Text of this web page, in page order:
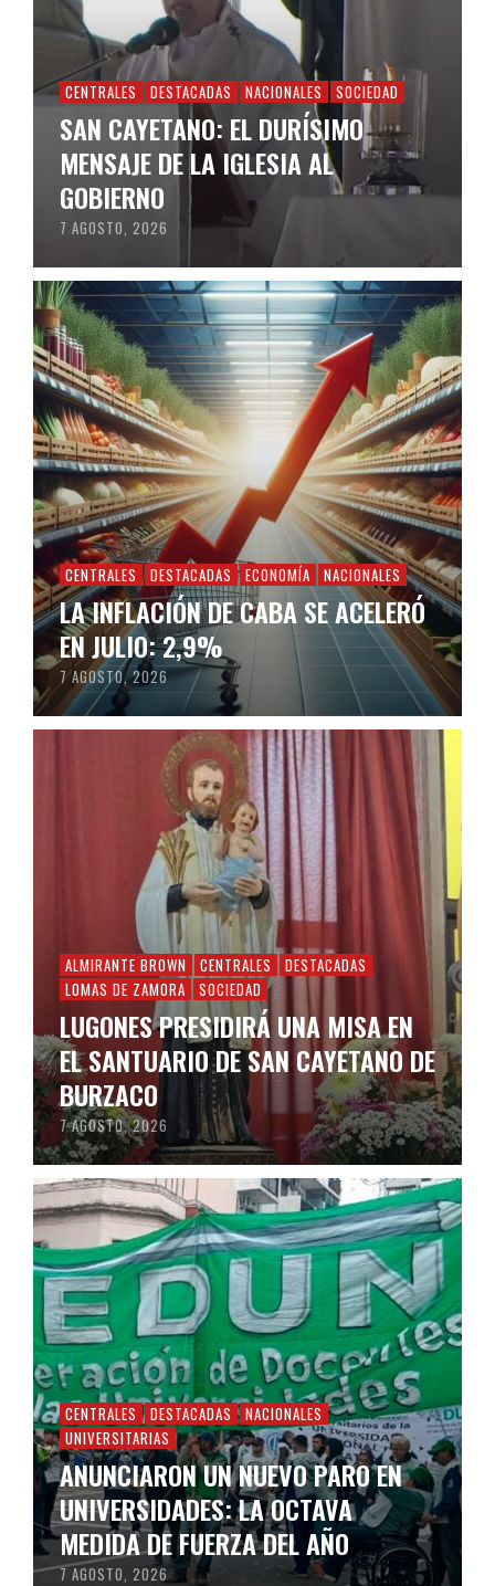
CENTRALES DESTACADAS NACIONALES SOCIEDAD
SAN CAYETANO: EL DURÍSIMO
MENSAJE DE LA IGLESIA AL
GOBIERNO
7 AGOSTO, 2026
CENTRALES DESTACADAS ECONOMÍA NACIONALES
LA INFLACIÓN DE CABA SE ACELERÓ
EN JULIO: 2,9%
7 AGOSTO, 2026
ALMIRANTE BROWN CENTRALES
DESTACADAS
LOMAS DE ZAMORA
SOCIEDAD
LUGONES PRESIDIRÁ UNA MISA EN
EL SANTUARIO DE SAN CAYETANO DE
BURZACO
7 AGOSTO, 2026
CENTRALES DESTACADAS
NACIONALES
UNIVERSITARIAS
ANUNCIARON UN NUEVO PARO EN
UNIVERSIDADES: LA OCTAVA
MEDIDA DE FUERZA DEL AÑO
7 AGOSTO, 2026